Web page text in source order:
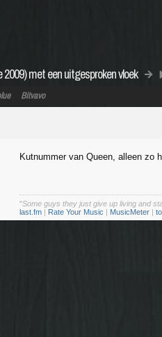
met een uitgesproken vloek
Bitvavo
Kutnummer van Queen, alleen zo
"Some guys they just give up living and
last.fm | Rate Your Music | MusicMeter |